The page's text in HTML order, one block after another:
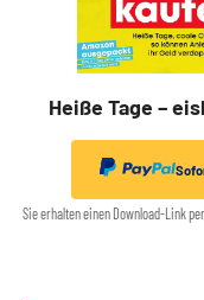
Heiße Tage –
Sie erhalten einen Download-Link